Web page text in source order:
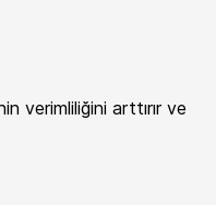
verimliliğini arttırır ve